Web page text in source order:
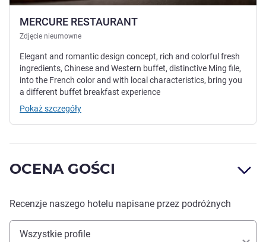
MERCURE RESTAURANT
Zdjęcie nieumowne
Elegant and romantic design concept, rich and colorful fresh
ingredients, Chinese and Western buffet, distinctive Ming file,
into the French color and with local characteristics, bring you
a different buffet breakfast experience
Pokaż szczegóły
OCENA GOŚCI
Recenzje naszego hotelu napisane przez podróżnych
Wszystkie profile